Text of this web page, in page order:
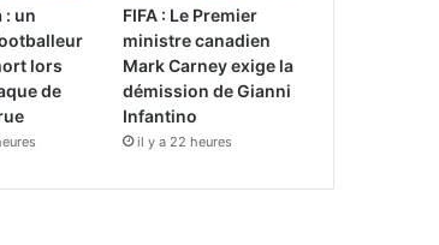
: un
lors
de
FIFA : Le Premier
ministre canadien
Mark Carney exige la
démission de Gianni
Infantino
il y a 22 heures